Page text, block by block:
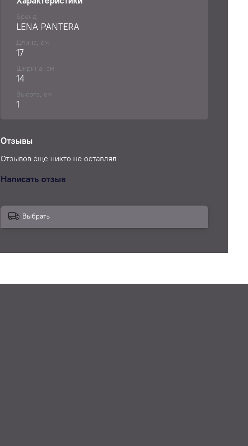
моются и дезинфицируются
Бренд
LENA PANTERA
Длина, см
17
Ширина, см
14
Высота, см
1
Отзывы
Отзывов еще никто не оставлял
Написать отзыв
Выбрать